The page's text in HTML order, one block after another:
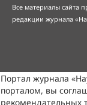
Все материалы сайта
редакции журнала
Портал журнала
порталом, вы
рекомендательных